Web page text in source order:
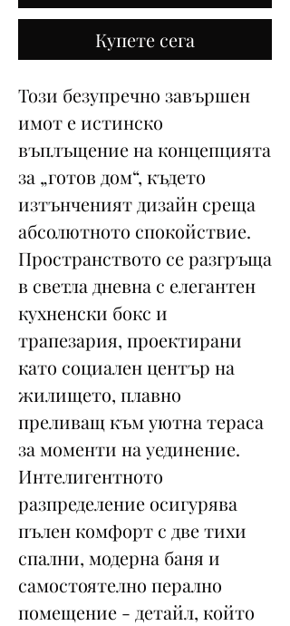
Купете сега
Този безупречно завършен
имот е истинско
въплъщение на концепцията
за „готов дом“, където
изтънченият дизайн среща
абсолютното спокойствие.
Пространството се разгръща
в светла дневна с елегантен
кухненски бокс и
трапезария, проектирани
като социален център на
жилището, плавно
преливащ към уютна тераса
за моменти на уединение.
Интелигентното
разпределение осигурява
пълен комфорт с две тихи
спални, модерна баня и
самостоятелно перално
помещение - детайл, който